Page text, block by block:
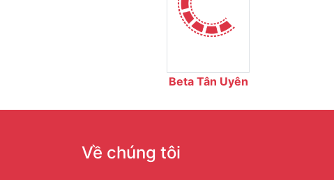
Beta Tân Uyên
Về chúng tôi